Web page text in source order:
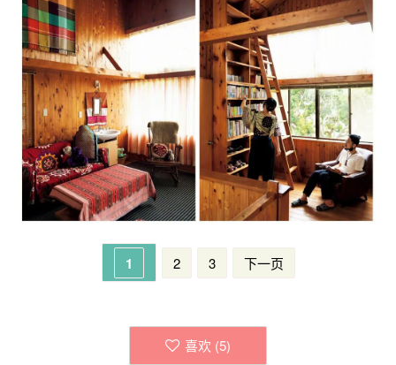
1 2 3 下一页
喜欢 (5)